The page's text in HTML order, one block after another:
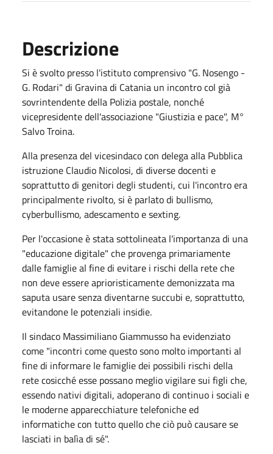
Descrizione
Si è svolto presso l'istituto comprensivo "G. Nosengo -
G. Rodari" di Gravina di Catania un incontro col già
sovrintendente della Polizia postale, nonché
vicepresidente dell'associazione "Giustizia e pace", M°
Salvo Troina.
Alla presenza del vicesindaco con delega alla Pubblica
istruzione Claudio Nicolosi, di diverse docenti e
soprattutto di genitori degli studenti, cui l'incontro era
principalmente rivolto, si è parlato di bullismo,
cyberbullismo, adescamento e sexting.
Per l'occasione è stata sottolineata l'importanza di una
"educazione digitale" che provenga primariamente
dalle famiglie al fine di evitare i rischi della rete che
non deve essere aprioristicamente demonizzata ma
saputa usare senza diventarne succubi e, soprattutto,
evitandone le potenziali insidie.
Il sindaco Massimiliano Giammusso ha evidenziato
come "incontri come questo sono molto importanti al
fine di informare le famiglie dei possibili rischi della
rete cosicché esse possano meglio vigilare sui figli che,
essendo nativi digitali, adoperano di continuo i sociali e
le moderne apparecchiature telefoniche ed
informatiche con tutto quello che ciò può causare se
lasciati in balìa di sé".